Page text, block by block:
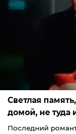
Светлая
домой, не туда
Последний